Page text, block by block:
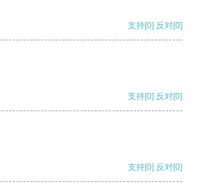
支持[0] 反对[0]
支持[0] 反对[0]
支持[0] 反对[0]